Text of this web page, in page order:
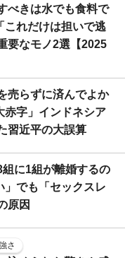
べきは水でも食料で
これだけは担いで逃
要なモノ2選【2025
売らずに済んでよか
赤字」インドネシア
習近平の大誤算
に1組が離婚するの
」でも「セックスレ
原因
さ